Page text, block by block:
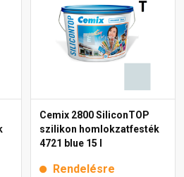
Cemix 2800 SiliconTOP
szilikon homlokzatfesték
4721 blue 15 l
Rendelésre